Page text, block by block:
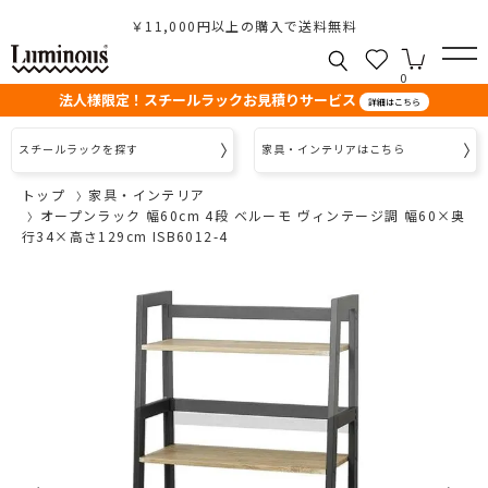
￥11,000円以上の購入で送料無料
0
法人様限定！スチールラックお見積りサービス 詳細はこちら
スチールラックを探す 家具・インテリアはこちら
トップ
家具・インテリア
オープンラック 幅60cm 4段 ベルーモ ヴィンテージ調 幅60×奥
行34×高さ129cm ISB6012-4